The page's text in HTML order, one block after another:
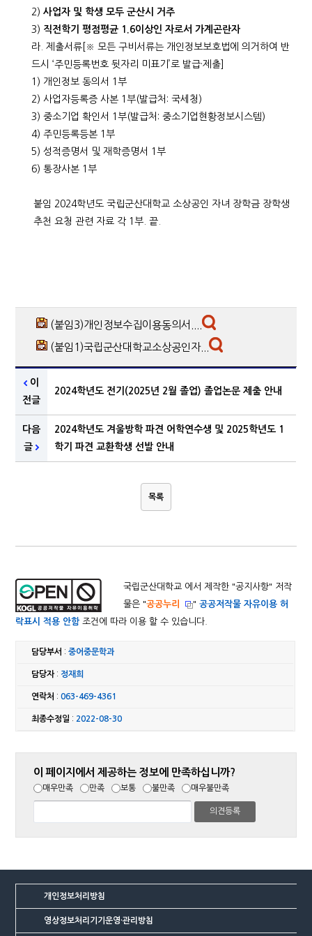
2)사업자 및 학생 모두 군산시 거주
3) 직전학기 평점평균 1.6이상인 자로서 가계곤란자
라. 제출서류[※ 모든 구비서류는 개인정보보호법에 의거하여 반
드시 ‘주민등록번호 뒷자리 미표기’로 발급·제출]
1) 개인정보 동의서 1부
2) 사업자등록증 사본 1부(발급처: 국세청)
3) 중소기업 확인서 1부(발급처: 중소기업현황정보시스템)
4) 주민등록등본 1부
5) 성적증명서 및 재학증명서 1부
6) 통장사본 1부
붙임 2024학년도 국립군산대학교 소상공인 자녀 장학금 장학생
추천 요청 관련 자료 각 1부. 끝.
(붙임3)개인정보수집이용동의서....
(붙임1)국립군산대학교소상공인자...
이
전글
2024학년도 전기(2025년 2월 졸업) 졸업논문 제출 안내
다음
글
2024학년도 겨울방학 파견 어학연수생 및 2025학년도 1
학기 파견 교환학생 선발 안내
목록
국립군산대학교 에서 제작한 "공지사항" 저작
물은 "공공누리 "공공저작물 자유이용 허
락표시 적용 안함조건에 따라 이용 할 수 있습니다.
담당부서 :중어중문학과
담당자: 정재희
연락처 :063-469-4361
최종수정일 : 2022-08-30
이 페이지에서 제공하는 정보에 만족하십니까?
매우만족 만족 보통 불만족 매우불만족
개인정보처리방침
영상정보처리기기운영·관리방침